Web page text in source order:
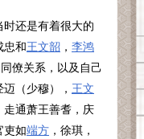
时还是有着很大的
忠和王文韶 ， 李鸿
同僚关系，以及自己
（少穆）， 王文
走通萧王善耆，庆
吏如端方 ，徐琪，